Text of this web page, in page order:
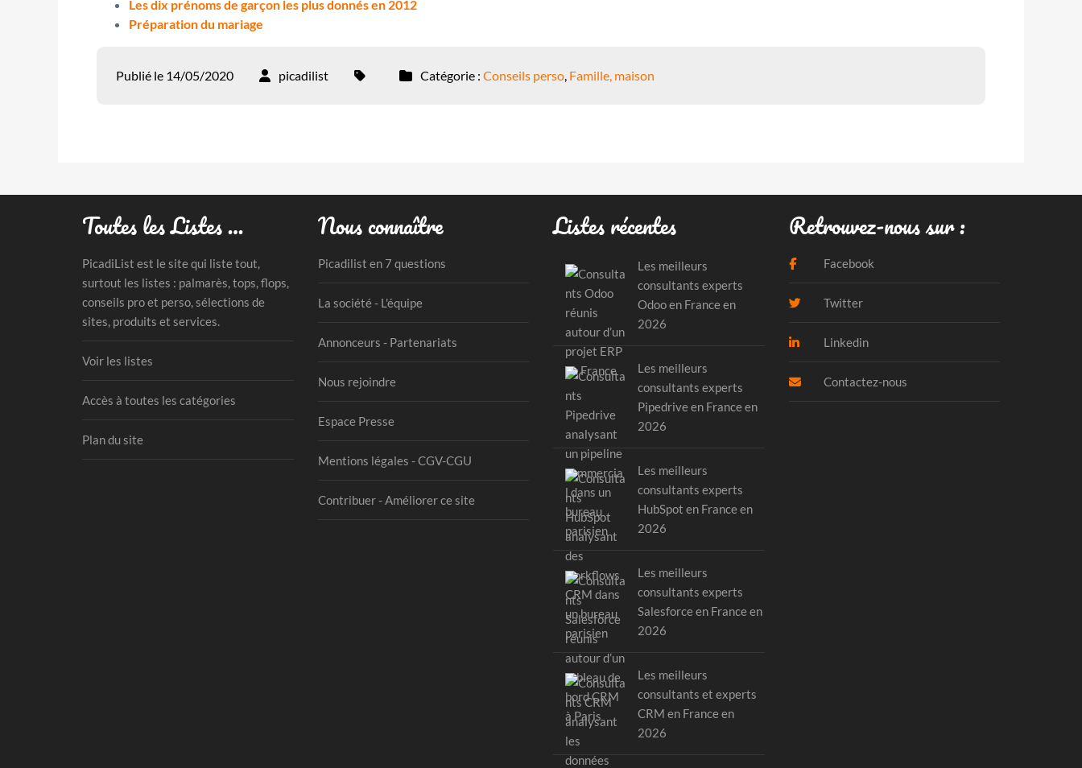
Les dix prénoms de garçon les plus donnés en 2012
Préparation du mariage
Publié le 14/05/2020 picadilist Catégorie : Conseils perso, Famille, maison
Toutes les Listes …
PicadiList est le site qui liste tout,
surtout les listes : palmarès, tops, flops,
conseils pro et perso, sélections de
sites, produits et services.
Voir les listes
Accès à toutes les catégories
Plan du site
Nous connaître
Picadilist en 7 questions
La société - L'équipe
Annonceurs - Partenariats
Nous rejoindre
Espace Presse
Mentions légales - CGV-CGU
Contribuer - Améliorer ce site
Listes récentes
Les meilleurs
consultants experts
Odoo en France en
2026
Les meilleurs
consultants experts
Pipedrive en France en
2026
Les meilleurs
consultants experts
HubSpot en France en
2026
Les meilleurs
consultants experts
Salesforce en France en
2026
Les meilleurs
consultants et experts
CRM en France en
2026
Retrouvez-nous sur :
Facebook
Twitter
Linkedin
Contactez-nous